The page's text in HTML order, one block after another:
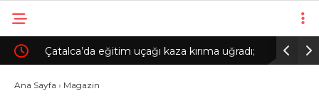
Çatalca’da eğitim uçağı kaza kırıma uğradı;
öğrenci pilot hafif yaralandı / Geniş haber
Ana Sayfa › Magazin